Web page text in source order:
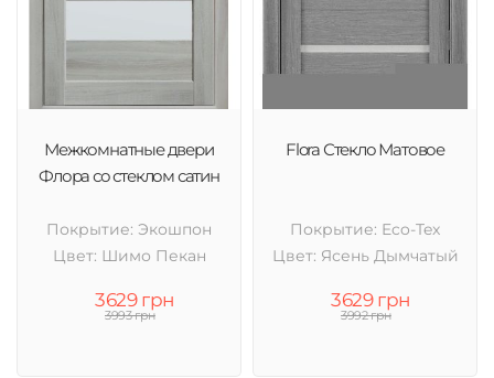
Межкомнатные двери
Флора со стеклом сатин
Покрытие: Экошпон
Цвет: Шимо Пекан
3629 грн
3993 грн
Flora Стекло Матовое
Покрытие: Eco-Tex
Цвет: Ясень Дымчатый
3629 грн
3992 грн